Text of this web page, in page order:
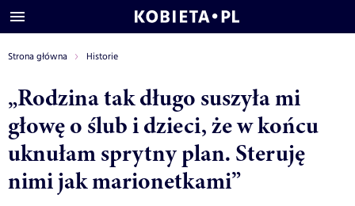
Strona główna Historie
„Rodzina tak długo suszyła mi
głowę o ślub i dzieci, że w końcu
uknułam sprytny plan. Steruję
nimi jak marionetkami”